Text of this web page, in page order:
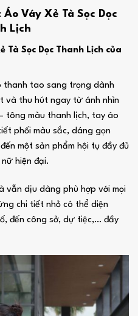
Váy Xẻ Tà Sọc Dọc
Lịch
Tà Sọc Dọc Thanh Lịch của
thanh tao sang trọng dành
và thu hút ngay từ ánh nhìn
tông màu thanh lịch, tay áo
phối màu sắc, dáng gọn
một sản phẩm hội tụ đầy đủ
hiện đại.
vẫn dịu dàng phù hợp với mọi
chi tiết nhỏ có thể diện
đến công sở, dự tiệc,… đầy